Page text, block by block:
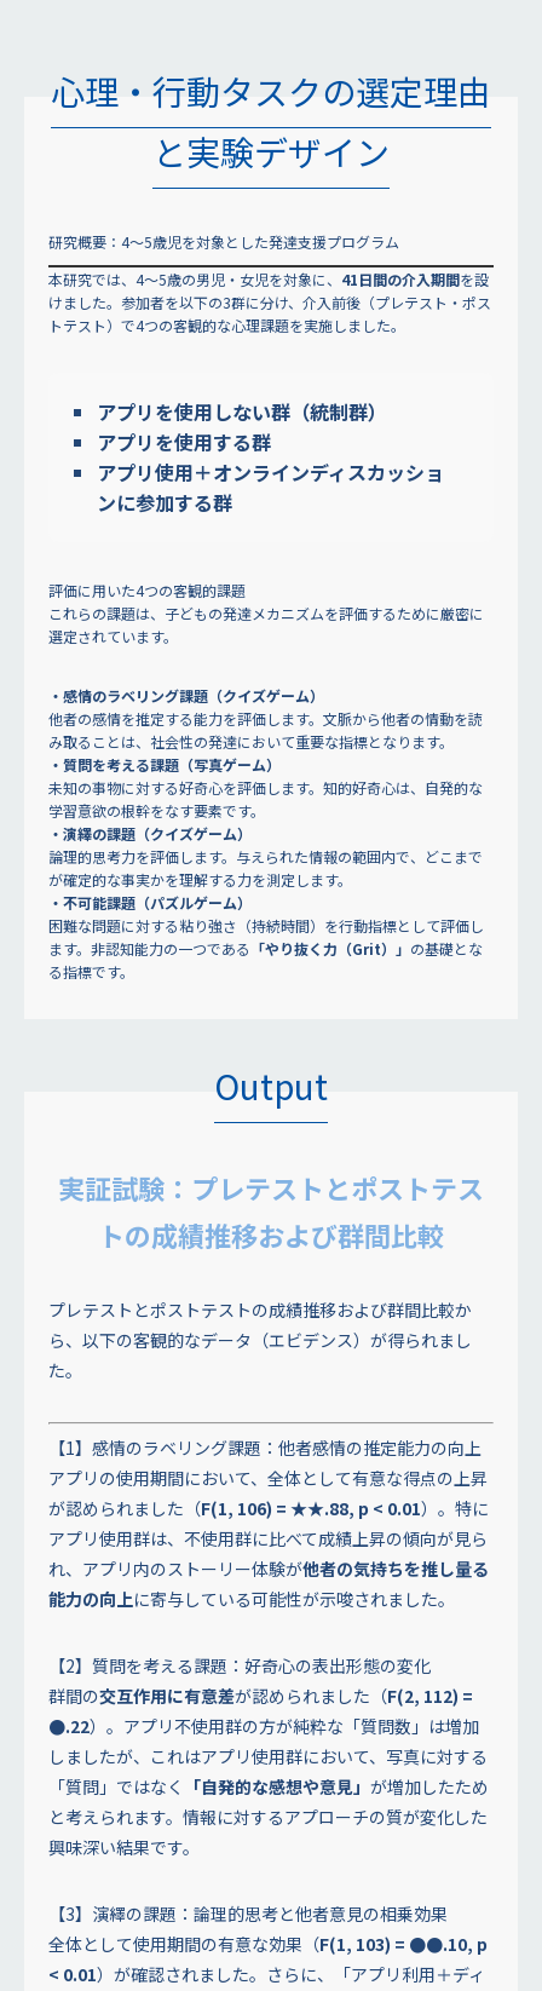
心理・行動タスクの選定理由
と実験デザイン
研究概要：4〜5歳児を対象とした発達支援プログラム
本研究では、4〜5歳の男児・女児を対象に、 41日間の介入期間を設
けました。参加者を以下の3群に分け、介入前後（プレテスト・ポス
トテスト）で4つの客観的な心理課題を実施しました。
アプリを使用しない群（統制群）
アプリを使用する群
アプリ使用＋オンラインディスカッショ
ンに参加する群
評価に用いた4つの客観的課題
これらの課題は、子どもの発達メカニズムを評価するために厳密に
選定されています。
・感情のラベリング課題（クイズゲーム）
他者の感情を推定する能力を評価します。文脈から他者の情動を読
み取ることは、社会性の発達において重要な指標となります。
・質問を考える課題（写真ゲーム）
未知の事物に対する好奇心を評価します。知的好奇心は、自発的な
学習意欲の根幹をなす要素です。
・演繹の課題（クイズゲーム）
論理的思考力を評価します。与えられた情報の範囲内で、どこまで
が確定的な事実かを理解する力を測定します。
・不可能課題（パズルゲーム）
困難な問題に対する粘り強さ（持続時間）を行動指標として評価し
ます。非認知能力の一つである 「やり抜く力（Grit）」 の基礎とな
る指標です。
Output
実証試験：プレテストとポストテス
トの成績推移および群間比較
プレテストとポストテストの成績推移および群間比較か
ら、以下の客観的なデータ（エビデンス）が得られまし
た。
【1】感情のラベリング課題：他者感情の推定能力の向上
アプリの使用期間において、全体として有意な得点の上昇
が認められました（F(1, 106) = ★★.88, p < 0.01）。特に
アプリ使用群は、不使用群に比べて成績上昇の傾向が見ら
れ、アプリ内のストーリー体験が他者の気持ちを推し量る
能力の向上に寄与している可能性が示唆されました。
【2】質問を考える課題：好奇心の表出形態の変化
群間の交互作用に有意差が認められました（F(2, 112) =
●.22）。アプリ不使用群の方が純粋な「質問数」は増加
しましたが、これはアプリ使用群において、写真に対する
「質問」ではなく
「自発的な感想や意見」 が増加したため
と考えられます。情報に対するアプローチの質が変化した
興味深い結果です。
【3】演繹の課題：論理的思考と他者意見の相乗効果
全体として使用期間の有意な効果（F(1, 103) = ●●.10, p
< 0.01）が確認されました。さらに、「アプリ利用＋ディ